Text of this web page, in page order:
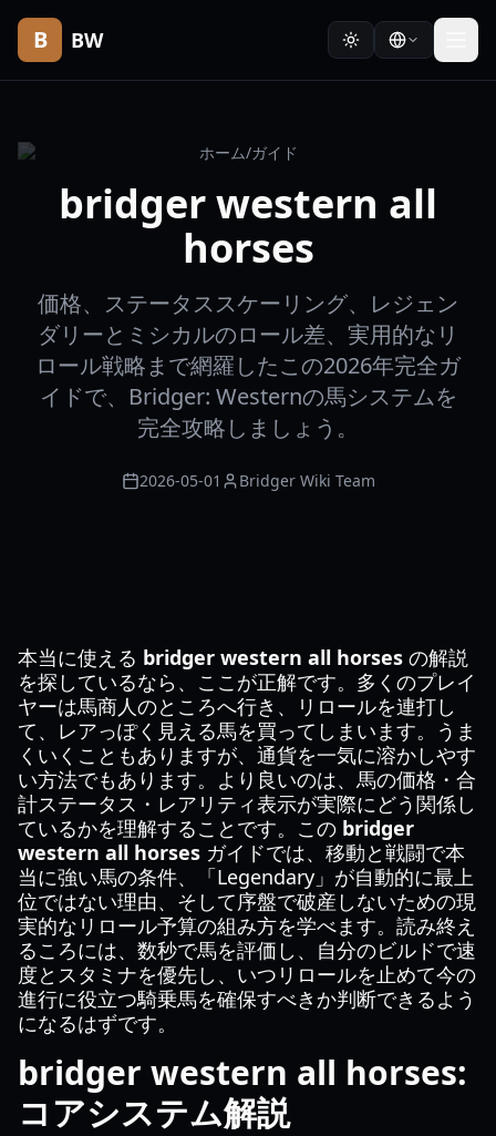
B BW
ホーム/ガイド
bridger western all
horses
価格、ステータススケーリング、レジェン
ダリーとミシカルのロール差、実用的なリ
ロール戦略まで網羅したこの2026年完全ガ
イドで、Bridger: Westernの馬システムを
完全攻略しましょう。
2026-05-01 Bridger Wiki Team
本当に使える bridger western all horses の解説
を探しているなら、ここが正解です。多くのプレイ
ヤーは馬商人のところへ行き、リロールを連打し
て、レアっぽく見える馬を買ってしまいます。うま
くいくこともありますが、通貨を一気に溶かしやす
い方法でもあります。より良いのは、馬の価格・合
計ステータス・レアリティ表示が実際にどう関係し
ているかを理解することです。この bridger
western all horses ガイドでは、移動と戦闘で本
当に強い馬の条件、「Legendary」が自動的に最上
位ではない理由、そして序盤で破産しないための現
実的なリロール予算の組み方を学べます。読み終え
るころには、数秒で馬を評価し、自分のビルドで速
度とスタミナを優先し、いつリロールを止めて今の
進行に役立つ騎乗馬を確保すべきか判断できるよう
になるはずです。
bridger western all horses:
コアシステム解説